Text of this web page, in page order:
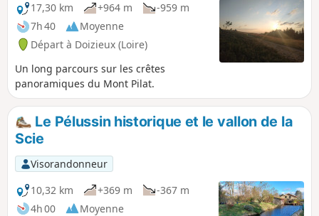
17,30 km
+964 m
-959 m
7h 40
Moyenne
Départ à Doizieux (Loire)
Un long parcours sur les crêtes
panoramiques du Mont Pilat.
Le Pélussin historique et le vallon de la
Scie
Visorandonneur
10,32 km
+369 m
-367 m
4h 00
Moyenne